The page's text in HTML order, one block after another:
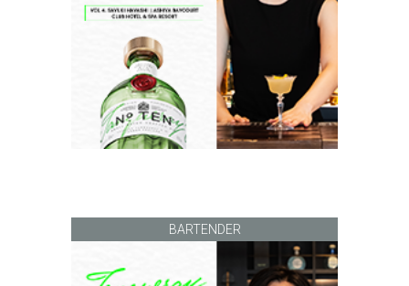
BARTENDER